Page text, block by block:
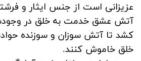
عزیزانی است از جنس ایثار و
آتش عشق خدمت به خلق در
کشد تا آتش سوزان و سوزنده
خلق خاموش کنند.